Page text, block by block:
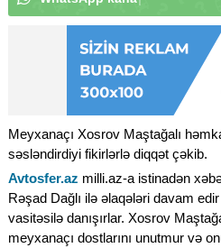
Meyxanaçı Xosrov Maştağalı
səsləndirdiyi fikirlərlə diqqət çəkib.
Avtosfer.az milli.az-a istinadən
Rəşad Dağlı ilə əlaqələri davam
vasitəsilə danışırlar. Xosrov
meyxanaçı dostlarını unutmur və